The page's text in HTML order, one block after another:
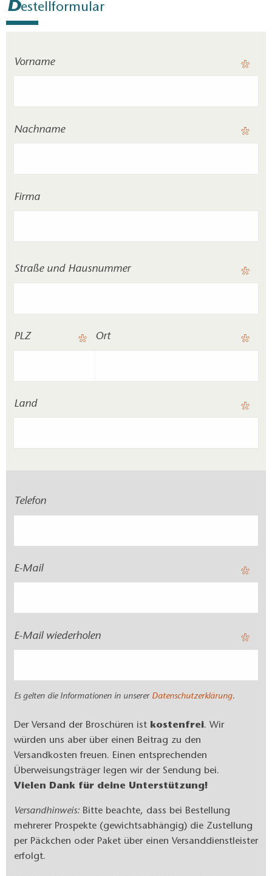
estellformular
Vorname
Nachname
Firma
Straße und Hausnummer
PLZ Ort
Land
Telefon
E-Mail
E-Mail wiederholen
Es gelten die Informationen in unserer Datenschutzerklärung.
Der Versand der Broschüren ist kostenfrei. Wir
würden uns aber über einen Beitrag zu den
Versandkosten freuen. Einen entsprechenden
Überweisungsträger legen wir der Sendung bei.
Vielen Dank für deine Unterstützung!
Versandhinweis:Bitte beachte, dass bei Bestellung
mehrerer Prospekte (gewichtsabhängig) die Zustellung
per Päckchen oder Paket über einen Versanddienstleister
erfolgt.